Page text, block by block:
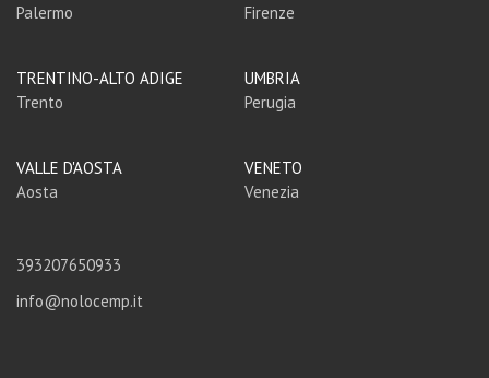
Palermo
Firenze
TRENTINO-ALTO ADIGE
Trento
UMBRIA
Perugia
VALLE D'AOSTA
Aosta
VENETO
Venezia
393207650933
info@nolocemp.it